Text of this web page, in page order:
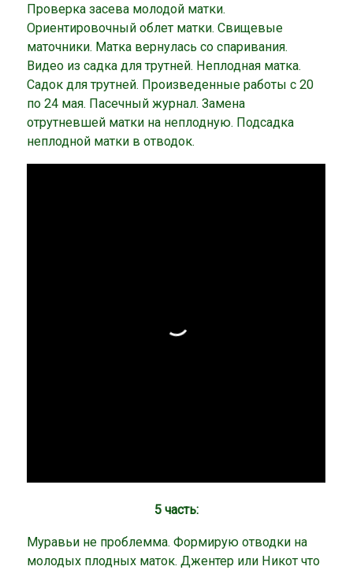
Проверка засева молодой матки.
Ориентировочный облет матки. Свищевые
маточники. Матка вернулась со спаривания.
Видео из садка для трутней. Неплодная матка.
Садок для трутней. Произведенные работы с 20
по 24 мая. Пасечный журнал. Замена
отрутневшей матки на неплодную. Подсадка
неплодной матки в отводок.
5 часть:
Муравьи не проблемма. Формирую отводки на
молодых плодных маток. Джентер или Никот что